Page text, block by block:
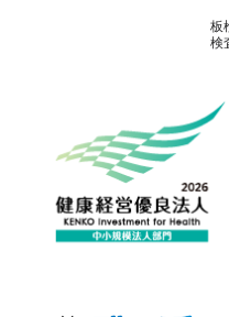
板
検